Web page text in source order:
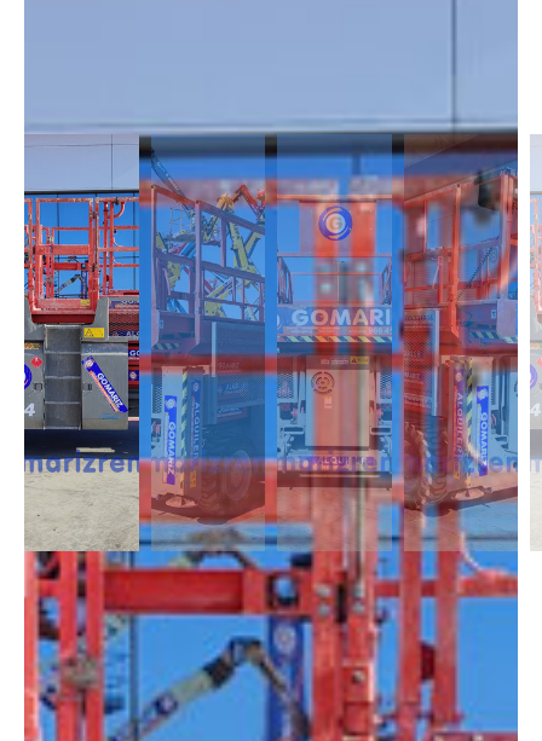
DESCRIPCIÓN
Las Tijeras Diésel destacan por tener una cesta de gran dimensión, cuya
plataforma es extensible. Además, cuenta con estabilizadores para